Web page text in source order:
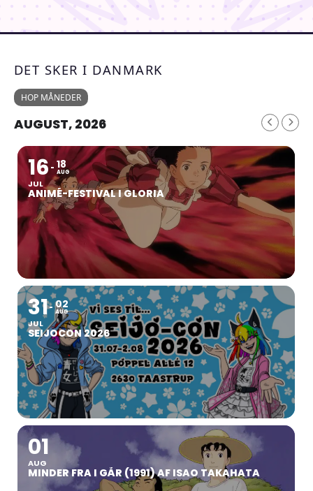
DET SKER I DANMARK
HOP MÅNEDER
AUGUST, 2026
16
JUL
18
AUG
ANIMÉ-FESTIVAL I GLORIA
31
JUL
02
AUG
SEIJOCON 2026
01
AUG
MINDER FRA I GÅR (1991) AF ISAO TAKAHATA